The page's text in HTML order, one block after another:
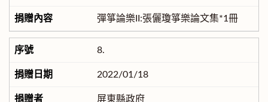
彈箏論樂II:張儷瓊箏樂論文集*1冊
8.
2022/01/18
屏東縣政府